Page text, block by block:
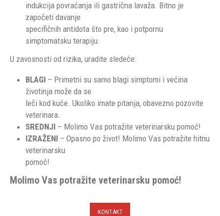
indukcija povraćanja ili gastrična lavaža. Bitno je
započeti davanje
specifičnih antidota što pre, kao i potpornu
simptomatsku terapiju.
U zavosnosti od rizika, uradite sledeće:
BLAGI – Primetni su samo blagi simptomi i većina
životinja može da se
leči kod kuće. Ukoliko imate pitanja, obavezno pozovite
veterinara.
SREDNJI – Molimo Vas potražite veterinarsku pomoć!
IZRAŽENI – Opasno po život! Molimo Vas potražite hitnu
veterinarsku
pomoć!
Molimo Vas potražite veterinarsku pomoć!
KONTAKT